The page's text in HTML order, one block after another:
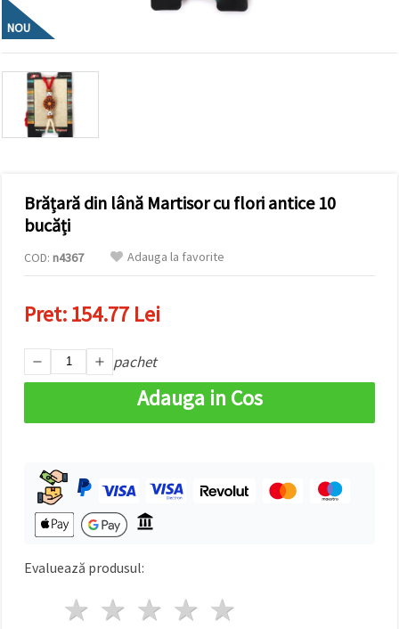
experiență
aici,
amintindu-
vă de
și re-
vizitele.
Puteți fi de
acord să
clic pe "pe
site!" Sau să
vă indicați
în setări
dat și
toate!
NOU
Brățară din lână Martisor cu flori antice 10
bucăți
COD: n4367 Adauga la favorite
Pret:154.77 Lei
pachet
Adauga in Cos
Evaluează produsul:
4 stele
3 stele
2 stele
1 stea